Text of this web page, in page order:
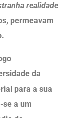
realidade
permeavam
da
para a sua
se a um